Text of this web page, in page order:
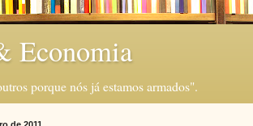
Economia
porque nós já estamos armados".